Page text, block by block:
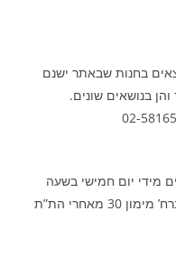
בחנות שבאתר ישנם
בנושאים שונים.
מידי יום חמישי בשעה
22:00 בבני ברק בבית הכנסת שלייכר ברח’ מימון 30 מאחרי הת”ת